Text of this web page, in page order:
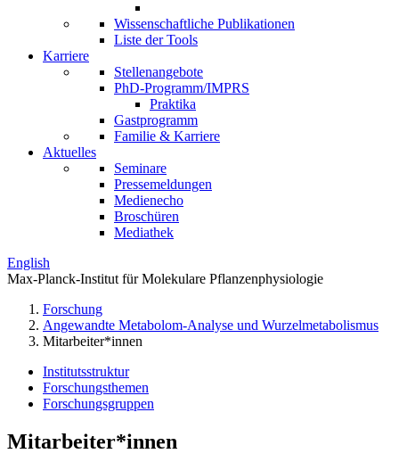
Wissenschaftliche Publikationen
Liste der Tools
Karriere
Stellenangebote
PhD-Programm/IMPRS
Praktika
Gastprogramm
Familie & Karriere
Aktuelles
Seminare
Pressemeldungen
Medienecho
Broschüren
Mediathek
English
Max-Planck-Institut für Molekulare Pflanzenphysiologie
Forschung
Angewandte Metabolom-Analyse und Wurzelmetabolismus
Mitarbeiter*innen
Institutsstruktur
Forschungsthemen
Forschungsgruppen
Mitarbeiter*innen